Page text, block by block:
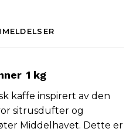
1 kg
kaffe inspirert av den
sitrusdufter og
Middelhavet. Dette er